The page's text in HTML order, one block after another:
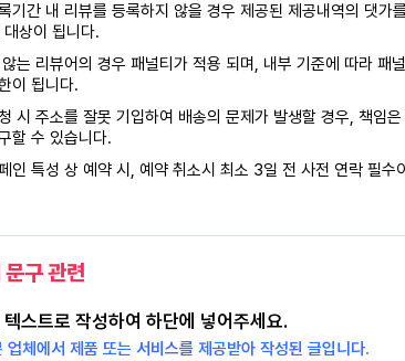
기간 내 리뷰를 등록하지 않을 경우 제공된 제공내역의 댓가
상이 됩니다.
는 리뷰어의 경우 패널티가 적용 되며, 내부 기준에 따라 패
이 됩니다.
시 주소를 잘못 기입하여 배송의 문제가 발생할 경우, 책임
할 수 있습니다.
인 특성 상 예약 시, 예약 취소시 최소 3일 전 사전 연락 필수
구 관련
스트로 작성하여 하단에 넣어주세요.
업체에서 제품 또는 서비스를 제공받아 작성된 글입니다.